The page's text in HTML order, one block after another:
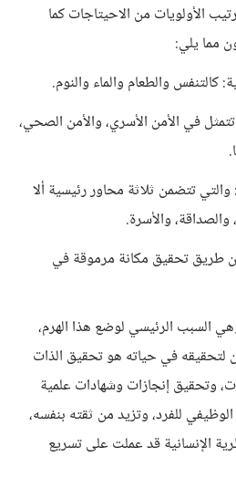
الأولويات من الاحيتاجات كما
مما يلي:
كالتنفس والطعام والماء والنوم.
في الأمن الأسري، والأمن الصحي،
والتي تتضمن ثلاثة محاور رئيسية ألا
والأسرة.
طريق تحقيق مكانة مرموقة في
السبب الرئيسي لوضع هذا الهرم،
لتحقيقه في حياته هو تحقيق الذات
وتحقيق إنجازات وشهادات علمية
للفرد، وتزيد من ثقته بنفسه،
الإنسانية قد عملت على تسريع